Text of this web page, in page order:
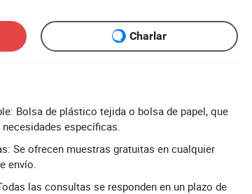
Charlar
Bolsa de plástico tejida o bolsa de papel, que
específicas.
Se ofrecen muestras gratuitas en cualquier
envío.
las consultas se responden en un plazo de